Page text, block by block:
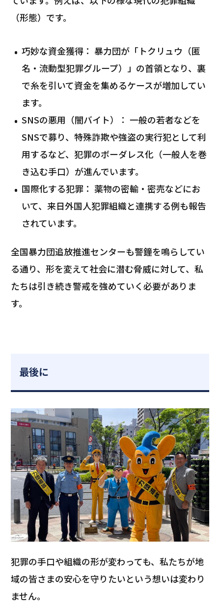
（形態）です。
巧妙な資金獲得： 暴力団が「トクリュウ（匿
名・流動型犯罪グループ）」の首領となり、裏
で糸を引いて資金を集めるケースが増加してい
ます。
SNSの悪用（闇バイト）： 一般の若者などを
SNSで募り、特殊詐欺や強盗の実行犯として利
用するなど、犯罪のボーダレス化（一般人を巻
き込む手口）が進んでいます。
国際化する犯罪： 薬物の密輸・密売などにお
いて、来日外国人犯罪組織と連携する例も報告
されています。
全国暴力団追放推進センターも警鐘を鳴らしてい
る通り、形を変えて社会に潜む脅威に対して、私
たちは引き続き警戒を強めていく必要がありま
す。
最後に
犯罪の手口や組織の形が変わっても、私たちが地
域の皆さまの安心を守りたいという想いは変わり
ません。